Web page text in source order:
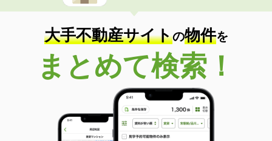
大手不動産サイトの物件を
まとめて検索！